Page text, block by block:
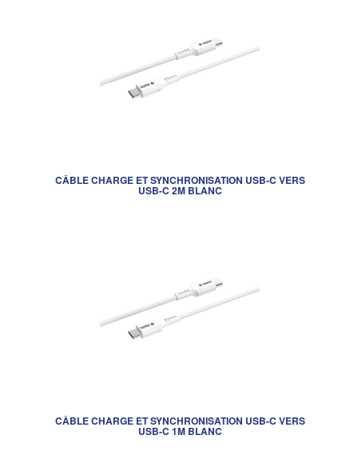
CÂBLE CHARGE ET SYNCHRONISATION USB-C VERS
USB-C 2M BLANC
CÂBLE CHARGE ET SYNCHRONISATION USB-C VERS
USB-C 1M BLANC